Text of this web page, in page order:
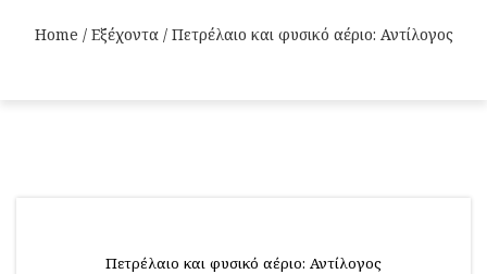
Home / Εξέχοντα / Πετρέλαιο και φυσικό αέριο: Αντίλογος
Πετρέλαιο και φυσικό αέριο: Αντίλογος